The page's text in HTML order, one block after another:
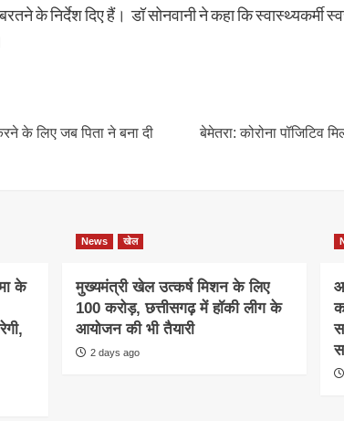
के निर्देश दिए हैं। डॉ सोनवानी ने कहा कि स्वास्थ्यकर्मी
के लिए जब पिता ने बना दी
बेमेतरा: कोरोना पॉजिटिव
के
News खेल
मुख्यमंत्री खेल उत्कर्ष मिशन के लिए
100 करोड़, छत्तीसगढ़ में हॉकी लीग के
आयोजन की भी तैयारी
2 days ago